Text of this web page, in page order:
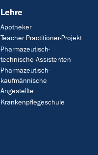
Lehre
Apotheker
Teacher Practitioner-Projekt
Pharmazeutisch-
technische Assistenten
Pharmazeutisch-
kaufmännische
Angestellte
Krankenpflegeschule